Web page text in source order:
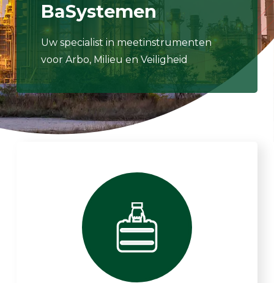
BaSystemen
Uw specialist in meetinstrumenten
voor Arbo, Milieu en Veiligheid